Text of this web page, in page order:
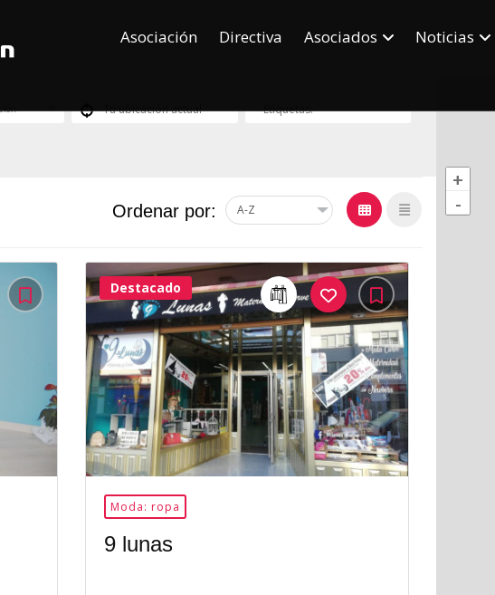
Asociación Directiva Asociados Noticias
+
-
Ordenar por:
31Me
Gusta
Destacado
Moda: ropa
9 lunas